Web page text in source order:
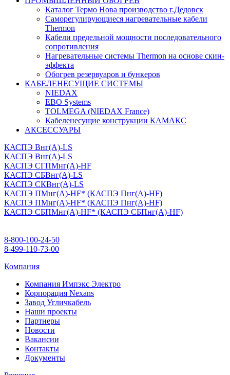
Каталог Термо Нова производство г.Дедовск
Саморегулирующиеся нагревательные кабели
Thermon
Кабели предельной мощности последовательного
сопротивления
Нагревательные системы Thermon на основе скин-
эффекта
Обогрев резервуаров и бункеров
КАБЕЛЕНЕСУЩИЕ СИСТЕМЫ
NIEDAX
EBO Systems
TOLMEGA (NIEDAX France)
Кабеленесущие конструкции КАМАКС
АКСЕССУАРЫ
КАСПЭ Внг(А)-LS
КАСПЭ Внг(А)-LS
КАСПЭ СГПМнг(А)-HF
КАСПЭ СБВнг(А)-LS
КАСПЭ СКВнг(А)-LS
КАСПЭ ПМнг(А)-HF* (КАСПЭ Пнг(А)-HF)
КАСПЭ ПМнг(А)-HF* (КАСПЭ Пнг(А)-HF)
КАСПЭ СБПМнг(А)-HF* (КАСПЭ СБПнг(А)-HF)
8-800-100-24-50
8-499-110-73-00
Компания
Компания Импэкс Электро
Корпорация Nexans
Завод Угличкабель
Наши проекты
Партнеры
Новости
Вакансии
Контакты
Документы